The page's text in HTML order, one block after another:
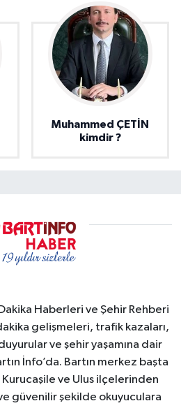
Muhammed ÇETİN
kimdir ?
Haberleri ve Şehir Rehberi
gelişmeleri, trafik kazaları,
ve şehir yaşamına dair
İnfo’da. Bartın merkez başta
ve Ulus ilçelerinden
güvenilir şekilde okuyuculara